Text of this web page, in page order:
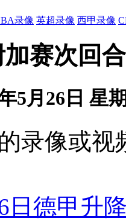
录像 英超录像 西甲录像
赛次回
5月26日 星
录像或
日德甲升